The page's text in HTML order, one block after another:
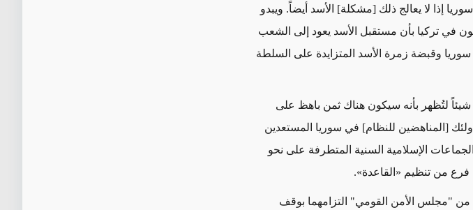
إذا لا يعالج ذلك [مشكلة] الأسد أيضاً. ويبدو
في تركيا بأن مستقبل الأسد يعود إلى الشعب
وقبضة زمرة الأسد المتزايدة على السلطة
شيئاً لتُظهر بأنه سيكون هناك ثمن باهظ على
[المناهضين للنظام] في سوريا المستعدين
الإسلامية السنية المتطرفة على نحو
فرع من تنظيم «القاعدة».
من "مجلس الأمن القومي" التزامهما بوقف